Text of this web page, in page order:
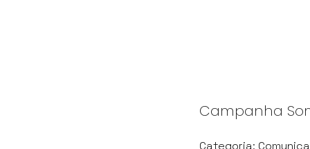
Campanha